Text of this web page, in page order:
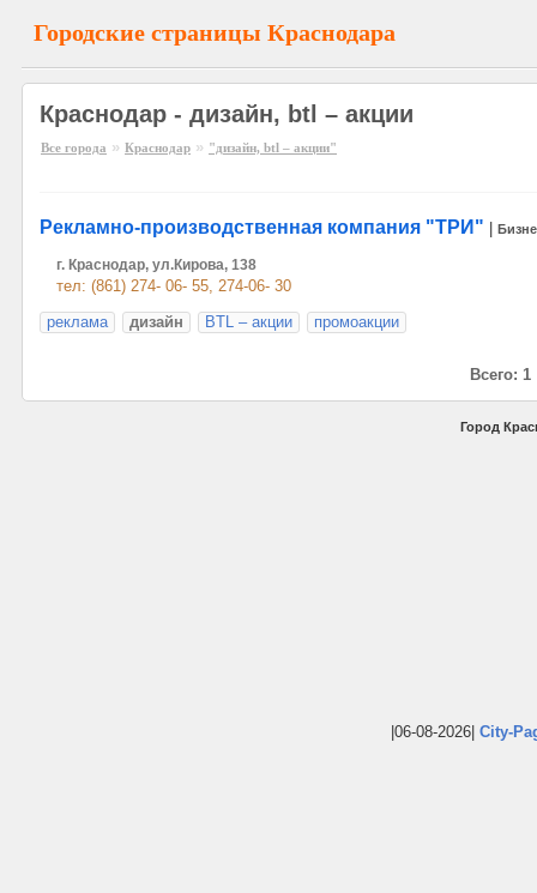
Городские страницы Краснодара
Краснодар - дизайн, btl – акции
Все города » Краснодар » "дизайн, btl – акции"
Рекламно-производственная компания "ТРИ"
г. Краснодар, ул.Кирова, 138
тел: (861) 274- 06- 55, 274-06- 30
реклама
дизайн BTL – акции промоакции
Всего: 1
Город
|06-08-2026| City-